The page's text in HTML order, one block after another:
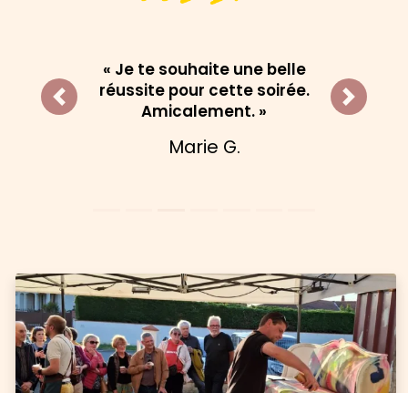
« Je te souhaite une belle
réussite pour cette soirée.
Amicalement. »
Marie G.
Previous Next